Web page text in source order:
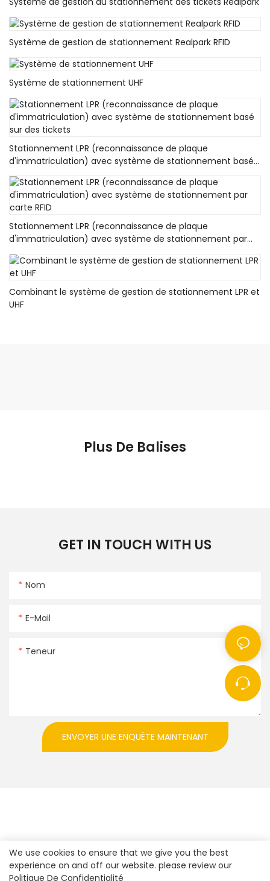
Système de gestion de stationnement Realpark RFID
Système de stationnement UHF
Stationnement LPR (reconnaissance de plaque
d'immatriculation) avec système de stationnement basé
sur des tickets
Stationnement LPR (reconnaissance de plaque
d'immatriculation) avec système de stationnement par
carte RFID
Combinant le système de gestion de stationnement LPR et
UHF
Plus De Balises
GET IN TOUCH WITH US
Nom
E-Mail
Teneur
ENVOYER UNE ENQUÊTE MAINTENANT
We use cookies to ensure that we give you the best
experience on and off our website. please review our
Politique De Confidentialité